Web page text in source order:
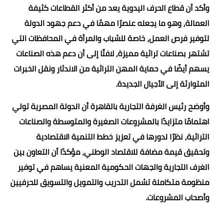
وأكد أن قطاع الحرف اليدوية يعد من أكثر القطاعات كثيفة
العمالة، وهو ما يجعله عنصرًا مهمًا في دعم جهود الدولة
لتوفير فرص العمل، خاصة للشباب والمرأة في المحافظات التي
تشتهر بصناعات تراثية مميزة، لافتًا إلى أن دعم هذه الصناعات
يسهم أيضًا في حماية المهن التراثية من الاندثار ونقل الخبرات
المتوارثة إلى الأجيال الجديدة.
وأوضح رئيس الغرفة التجارية بالقاهرة أن الدولة المصرية تولي
اهتمامًا متزايدًا بالمشروعات الصغيرة والمتوسطة والصناعات
التراثية، نظرًا لدورها في تعزيز خطط التنمية الاقتصادية
وتحقيق قيمة مضافة للاقتصاد الوطني، مؤكدًا أن التعاون بين
الغرف التجارية والجهات الحكومية المعنية يساهم في توفير
منظومة متكاملة تشمل التدريب والتمويل والتسويق للحرفيين
وأصحاب المشروعات.